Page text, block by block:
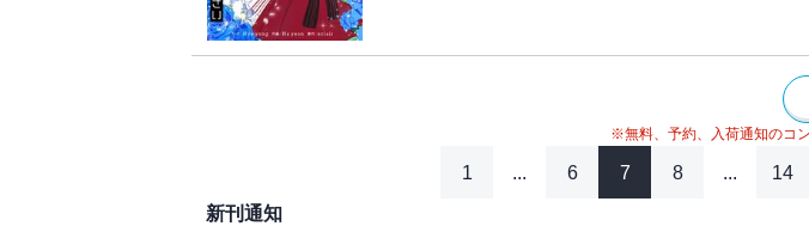
※無料、予約、入荷通知のコ
1 ... 6 7 8 ... 14
新刊通知